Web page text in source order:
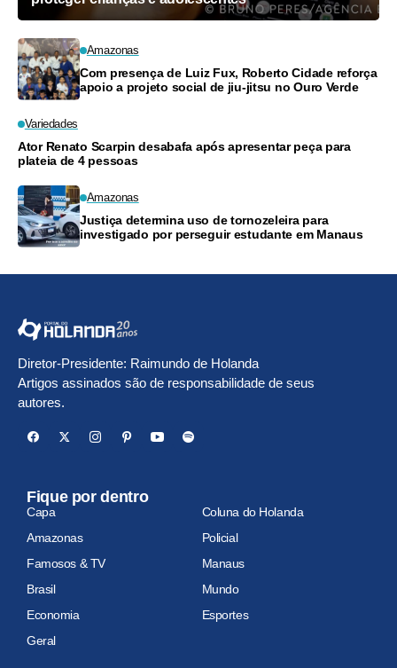
Amazonas
Com presença de Luiz Fux, Roberto Cidade reforça
apoio a projeto social de jiu-jitsu no Ouro Verde
Variedades
Ator Renato Scarpin desabafa após apresentar peça para
plateia de 4 pessoas
Amazonas
Justiça determina uso de tornozeleira para
investigado por perseguir estudante em Manaus
Diretor-Presidente: Raimundo de Holanda
Artigos assinados são de responsabilidade de seus
autores.
Fique por dentro
Capa
Coluna do Holanda
Amazonas
Policial
Famosos & TV
Manaus
Brasil
Mundo
Economia
Esportes
Geral